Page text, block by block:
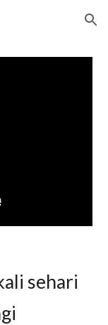
Skip to navigation
sehari